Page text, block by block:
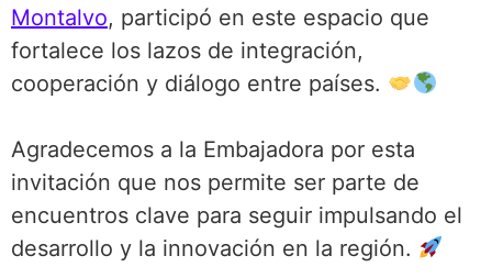
Montalvo, participó en este espacio que
fortalece los lazos de integración,
cooperación y diálogo entre países.
Agradecemos a la Embajadora por esta
invitación que nos permite ser parte de
encuentros clave para seguir impulsando el
desarrollo y la innovación en la región.